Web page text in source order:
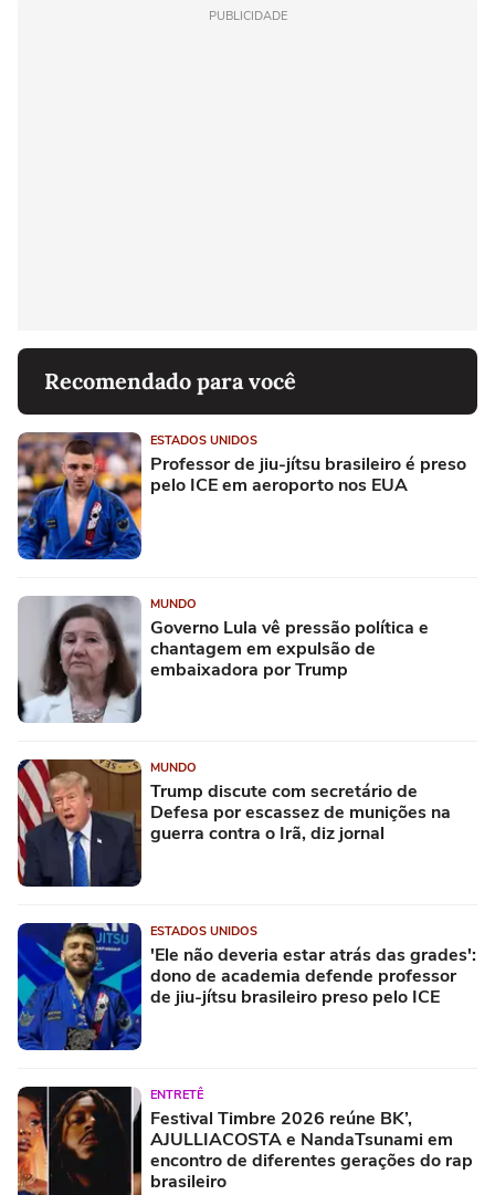
PUBLICIDADE
Recomendado para você
ESTADOS UNIDOS
Professor de jiu-jítsu brasileiro é preso
pelo ICE em aeroporto nos EUA
MUNDO
Governo Lula vê pressão política e
chantagem em expulsão de
embaixadora por Trump
MUNDO
Trump discute com secretário de
Defesa por escassez de munições na
guerra contra o Irã, diz jornal
ESTADOS UNIDOS
'Ele não deveria estar atrás das grades':
dono de academia defende professor
de jiu-jítsu brasileiro preso pelo ICE
ENTRETÊ
Festival Timbre 2026 reúne BK’,
AJULLIACOSTA e NandaTsunami em
encontro de diferentes gerações do rap
brasileiro